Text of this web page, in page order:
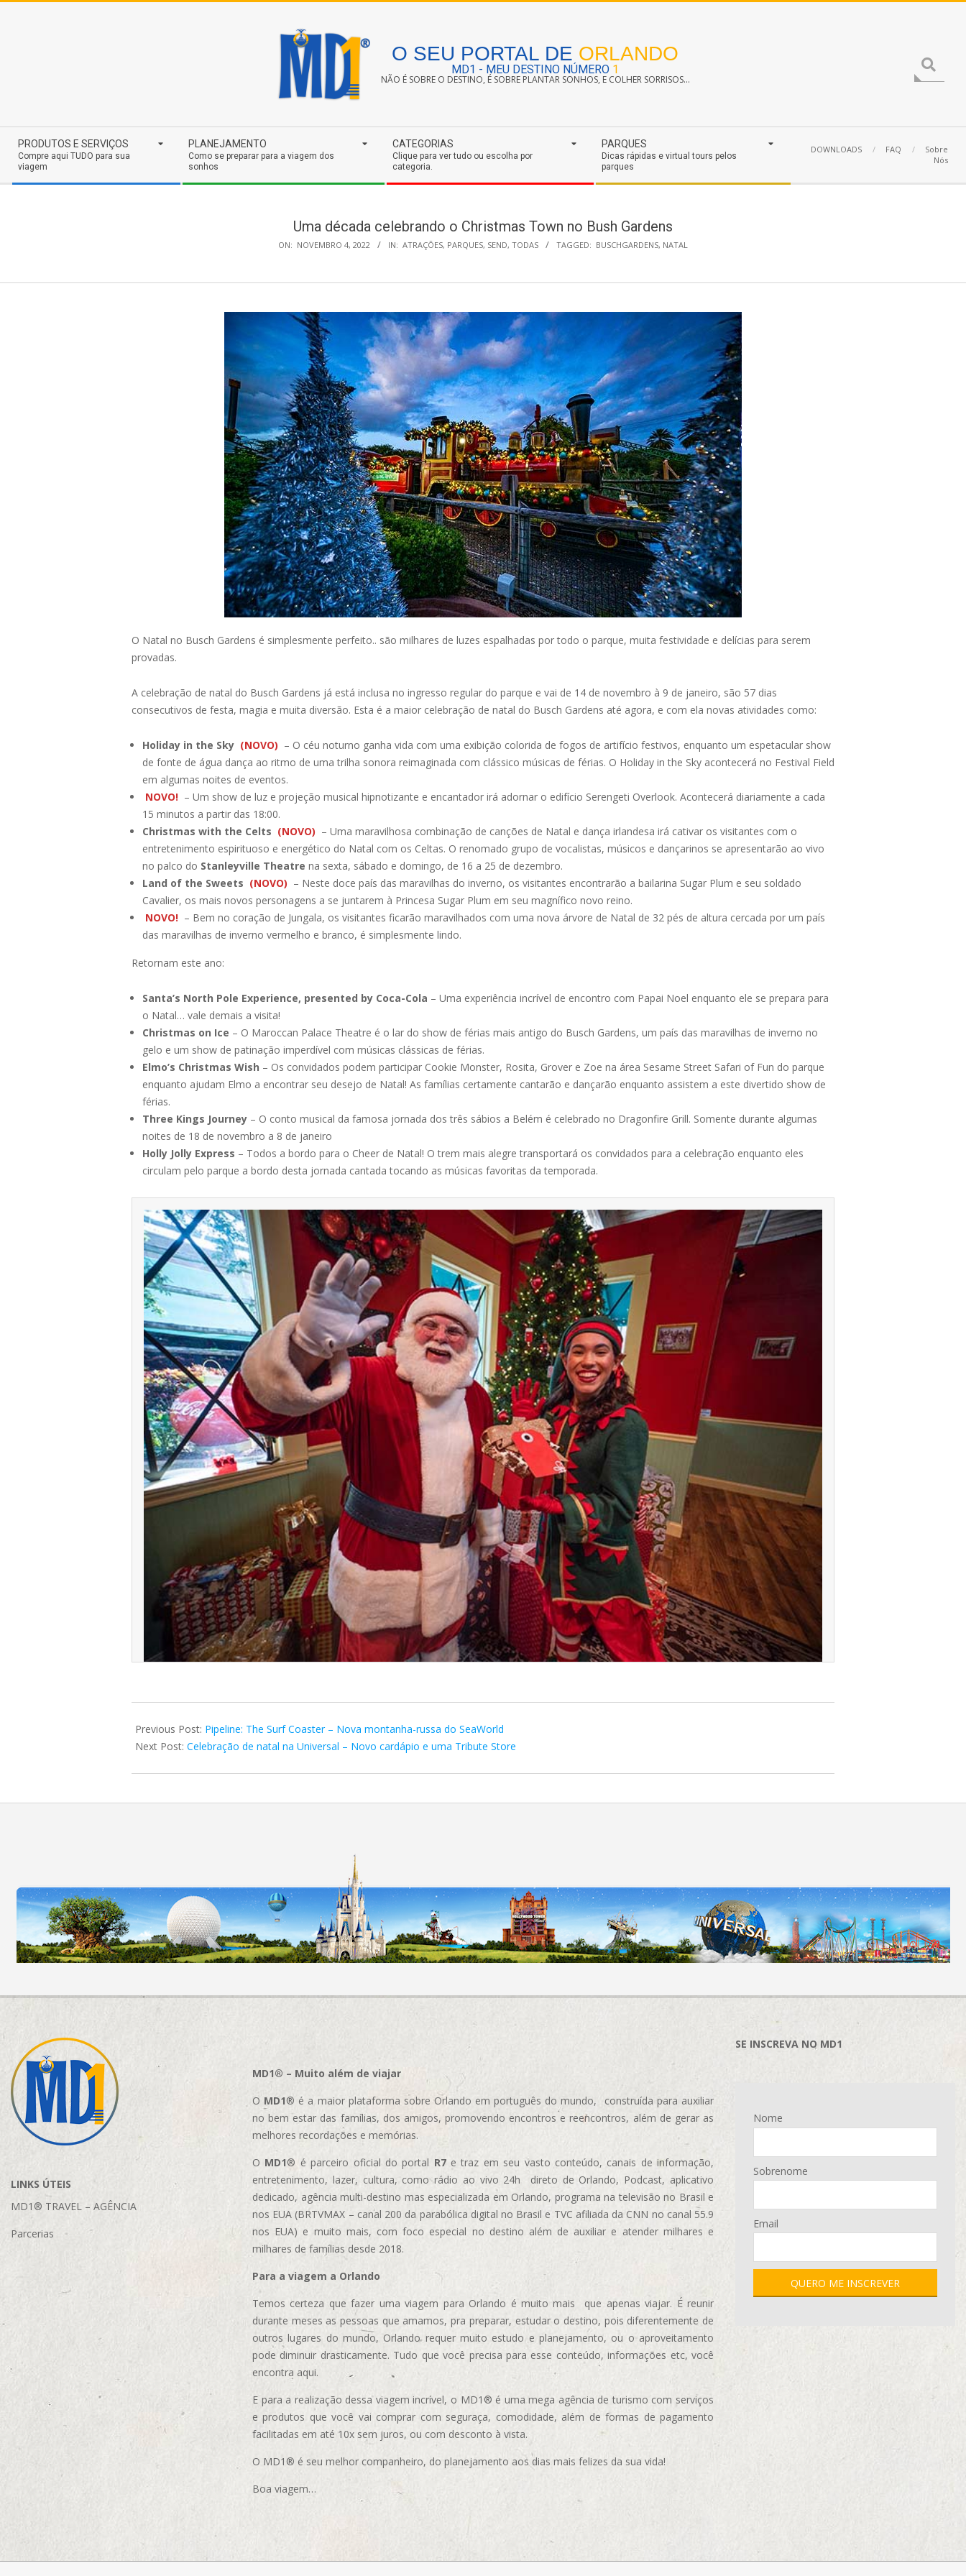
O SEU PORTAL DE ORLANDO
MD1 - MEU DESTINO NÚMERO 1
NÃO É SOBRE O DESTINO, É SOBRE PLANTAR SONHOS, E COLHER SORRISOS...
Navigation
Menu
PRODUTOS E SERVIÇOS
Compre aqui TUDO para sua
viagem
PLANEJAMENTO
Como se preparar para a viagem dos
sonhos
CATEGORIAS
Clique para ver tudo ou escolha por
categoria.
PARQUES
Dicas rápidas e virtual tours pelos
parques
DOWNLOADS FAQ
Sobre
Nós
Uma década celebrando o Christmas Town no Bush Gardens
ON: NOVEMBRO 4, 2022 IN: ATRAÇÕES, PARQUES, SEND, TODAS TAGGED: BUSCHGARDENS, NATAL
O Natal no Busch Gardens é simplesmente perfeito.. são milhares de luzes espalhadas por todo o parque, muita festividade e delícias para serem
provadas.
A celebração de natal do Busch Gardens já está inclusa no ingresso regular do parque e vai de 14 de novembro à 9 de janeiro, são 57 dias
consecutivos de festa, magia e muita diversão. Esta é a maior celebração de natal do Busch Gardens até agora, e com ela novas atividades como:
Holiday in the Sky (NOVO) – O céu noturno ganha vida com uma exibição colorida de fogos de artifício festivos, enquanto um espetacular show
de fonte de água dança ao ritmo de uma trilha sonora reimaginada com clássico músicas de férias. O Holiday in the Sky acontecerá no Festival Field
em algumas noites de eventos.
NOVO! – Um show de luz e projeção musical hipnotizante e encantador irá adornar o edifício Serengeti Overlook. Acontecerá diariamente a cada
15 minutos a partir das 18:00.
Christmas with the Celts (NOVO) – Uma maravilhosa combinação de canções de Natal e dança irlandesa irá cativar os visitantes com o
entretenimento espirituoso e energético do Natal com os Celtas. O renomado grupo de vocalistas, músicos e dançarinos se apresentarão ao vivo
no palco do Stanleyville Theatre na sexta, sábado e domingo, de 16 a 25 de dezembro.
Land of the Sweets (NOVO) – Neste doce país das maravilhas do inverno, os visitantes encontrarão a bailarina Sugar Plum e seu soldado
Cavalier, os mais novos personagens a se juntarem à Princesa Sugar Plum em seu magnífico novo reino.
NOVO! – Bem no coração de Jungala, os visitantes ficarão maravilhados com uma nova árvore de Natal de 32 pés de altura cercada por um país
das maravilhas de inverno vermelho e branco, é simplesmente lindo.
Retornam este ano:
Santa’s North Pole Experience, presented by Coca-Cola – Uma experiência incrível de encontro com Papai Noel enquanto ele se prepara para
o Natal… vale demais a visita!
Christmas on Ice – O Maroccan Palace Theatre é o lar do show de férias mais antigo do Busch Gardens, um país das maravilhas de inverno no
gelo e um show de patinação imperdível com músicas clássicas de férias.
Elmo’s Christmas Wish – Os convidados podem participar Cookie Monster, Rosita, Grover e Zoe na área Sesame Street Safari of Fun do parque
enquanto ajudam Elmo a encontrar seu desejo de Natal! As famílias certamente cantarão e dançarão enquanto assistem a este divertido show de
férias.
Three Kings Journey – O conto musical da famosa jornada dos três sábios a Belém é celebrado no Dragonfire Grill. Somente durante algumas
noites de 18 de novembro a 8 de janeiro
Holly Jolly Express – Todos a bordo para o Cheer de Natal! O trem mais alegre transportará os convidados para a celebração enquanto eles
circulam pelo parque a bordo desta jornada cantada tocando as músicas favoritas da temporada.
11-
04
Previous Post: Pipeline: The Surf Coaster – Nova montanha-russa do SeaWorld
Next Post: Celebração de natal na Universal – Novo cardápio e uma Tribute Store
LINKS ÚTEIS
MD1® TRAVEL – AGÊNCIA
Parcerias
MD1® – Muito além de viajar
O MD1® é a maior plataforma sobre Orlando em português do mundo, construída para auxiliar
no bem estar das famílias, dos amigos, promovendo encontros e reencontros, além de gerar as
melhores recordações e memórias.
O MD1® é parceiro oficial do portal R7e traz em seu vasto conteúdo, canais de informação,
entretenimento, lazer, cultura, como rádio ao vivo 24h direto de Orlando, Podcast, aplicativo
dedicado, agência multi-destino mas especializada em Orlando, programa na televisão no Brasil e
nos EUA (BRTVMAX – canal 200 da parabólica digital no Brasil e TVC afiliada da CNN no canal 55.9
nos EUA) e muito mais, com foco especial no destino além de auxiliar e atender milhares e
milhares de famílias desde 2018.
Para a viagem a Orlando
Temos certeza que fazer uma viagem para Orlando é muito mais que apenas viajar. É reunir
durante meses as pessoas que amamos, pra preparar, estudar o destino, pois diferentemente de
outros lugares do mundo, Orlando requer muito estudo e planejamento, ou o aproveitamento
pode diminuir drasticamente. Tudo que você precisa para esse conteúdo, informações etc, você
encontra aqui.
E para a realização dessa viagem incrível, o MD1® é uma mega agência de turismo com serviços
e produtos que você vai comprar com seguraça, comodidade, além de formas de pagamento
facilitadas em até 10x sem juros, ou com desconto à vista.
O MD1® é seu melhor companheiro, do planejamento aos dias mais felizes da sua vida!
Boa viagem…
SE INSCREVA NO MD1
Nome
Sobrenome
Email